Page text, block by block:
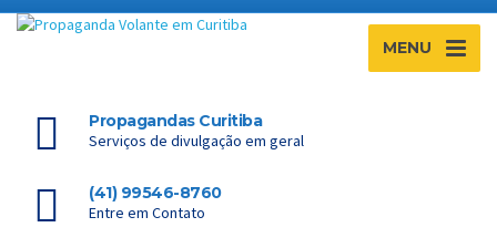
MENU
Propagandas Curitiba
Serviços de divulgação em geral
(41) 99546-8760
Entre em Contato